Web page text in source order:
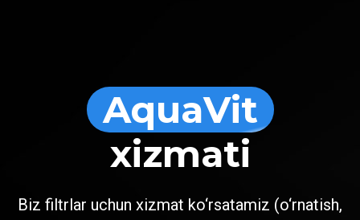
AquaVit
xizmati
Biz filtrlar uchun xizmat ko‘rsatamiz (o‘rnatish,